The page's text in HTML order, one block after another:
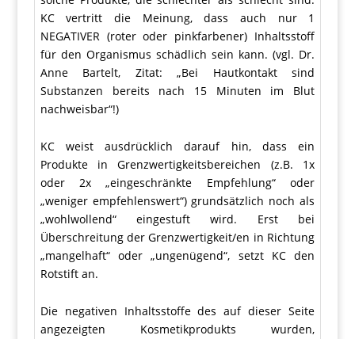
KC vertritt die Meinung, dass auch nur 1
NEGATIVER (roter oder pinkfarbener) Inhaltsstoff
für den Organismus schädlich sein kann. (vgl. Dr.
Anne Bartelt, Zitat: „Bei Hautkontakt sind
Substanzen bereits nach 15 Minuten im Blut
nachweisbar“!)
KC weist ausdrücklich darauf hin, dass ein
Produkte in Grenzwertigkeitsbereichen (z.B. 1x
oder 2x „eingeschränkte Empfehlung“ oder
„weniger empfehlenswert“) grundsätzlich noch als
„wohlwollend“ eingestuft wird. Erst bei
Überschreitung der Grenzwertigkeit/en in Richtung
„mangelhaft“ oder „ungenügend“, setzt KC den
Rotstift an.
Die negativen Inhaltsstoffe des auf dieser Seite
angezeigten Kosmetikprodukts wurden,